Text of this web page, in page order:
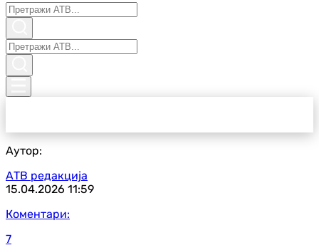
Аутор:
АТВ редакција
15.04.2026 11:59
Коментари:
7